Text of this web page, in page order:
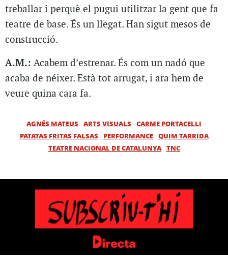
treballar i perquè el pugui utilitzar la gent que fa
teatre de base. És un llegat. Han sigut mesos de
construcció.
A.M.: Acabem d’estrenar. És com un nadó que
acaba de néixer. Està tot arrugat, i ara hem de
veure quina cara fa.
AGNÉS MATEUS ARTS VISUALS
CARME PORTACELLI
PATATAS FRITAS FALSAS
PERFORMANCE QUIM TARRIDA
TEATRE NACIONAL DE CATALUNYA TNC